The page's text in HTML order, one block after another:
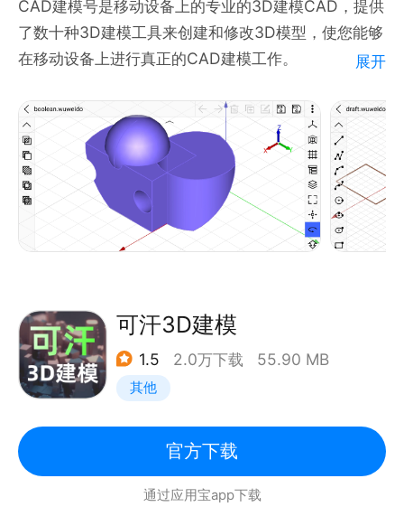
CAD建模号是移动设备上的专业的3D建模CAD，提供
了数十种3D建模工具来创建和修改3D模型，使您能够
在移动设备上进行真正的CAD建模工作。
摸和移动就能轻松构建复杂的三维几何模型。
可用于与3D建模相关的各种领域，如3D艺术设计，概
念设计，3D打印，机械，制造，工程，BIM，教育
等。
功能介绍：
三维实体建模：如长方体，圆锥体，圆台体，圆柱体，
球体，圆环体，楔体，平头楔体，金字塔体和平头金字
塔体。
文本字体建模：可以使用系统内置字体或者导入外部字
体文件来建模3D文本模型。
高级扫掠工具从3D曲线创建曲面或实体：如拉伸，旋
转，放样，管道和蒙皮。
布尔工具通过布尔运算构建复杂几何体。
展开
可汗3D建模
1.5 2.0万下载 55.90 MB
其他
官方下载
通过应用宝app下载